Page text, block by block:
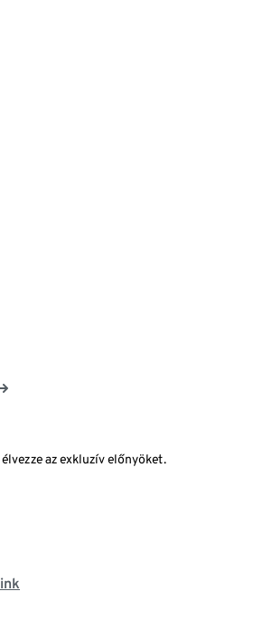
az exkluzív előnyöket.